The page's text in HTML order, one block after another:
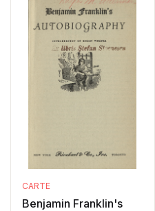
CARTE
Benjamin Franklin's